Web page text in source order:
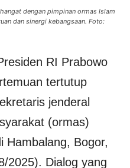
dengan pimpinan ormas Islam
dan sinergi kebangsaan. Foto:
RI Prabowo
tertutup
jenderal
(ormas)
Hambalang, Bogor,
2025). Dialog yang